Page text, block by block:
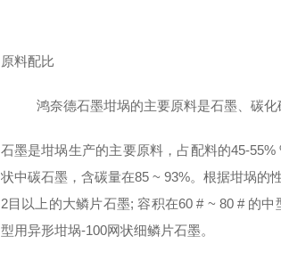
原料配比
鸿奈德石墨坩埚的主要原料是石墨、碳化
石墨是坩埚生产的主要原料，占配料的45-
状中碳石墨，含碳量在85 ~ 93%。根据坩埚的
2目以上的大鳞片石墨; 容积在60 # ~ 80 # 的
型用异形坩埚-100网状细鳞片石墨。